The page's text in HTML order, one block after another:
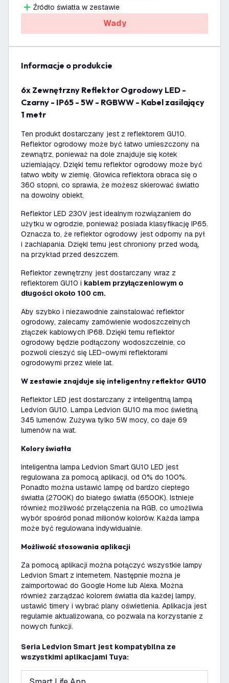
Źródło światła w zestawie
Wady
informacje o produkcie
6x Zewnętrzny Reflektor Ogrodowy LED -
Czarny - IP65 - 5W - RGBWW - Kabel zasilający
1 metr
Ten produkt dostarczany jest z reflektorem GU10.
Reflektor ogrodowy może być łatwo umieszczony na
zewnątrz, ponieważ na dole znajduje się kołek
uziemiający. Dzięki temu reflektor ogrodowy może być
łatwo wbity w ziemię. Głowica reflektora obraca się o
360 stopni, co sprawia, że możesz skierować światło
na dowolny obiekt.
Reflektor LED 230V jest idealnym rozwiązaniem do
użytku w ogrodzie, ponieważ posiada klasyfikację IP65.
Oznacza to, że reflektor ogrodowy jest odporny na pył
i zachlapania. Dzięki temu jest chroniony przed wodą,
na przykład przed deszczem.
Reflektor zewnętrzny jest dostarczany wraz z
reflektorem GU10 i kablem przyłączeniowym o
długości około 100 cm.
Aby szybko i niezawodnie zainstalować reflektor
ogrodowy, zalecamy zamówienie wodoszczelnych
złączek kablowych IP68. Dzięki temu reflektor
ogrodowy będzie podłączony wodoszczelnie, co
pozwoli cieszyć się LED-owymi reflektorami
ogrodowymi przez wiele lat.
W zestawie znajduje się inteligentny reflektor GU10
Reflektor LED jest dostarczany z inteligentną lampą
Ledvion GU10. Lampa Ledvion GU10 ma moc świetlną
345 lumenów. Zużywa tylko 5W mocy, co daje 69
lumenów na wat.
Kolory światła
Inteligentna lampa Ledvion Smart GU10 LED jest
regulowana za pomocą aplikacji, od 0% do 100%.
Ponadto można ustawić lampę od bardzo ciepłego
światła (2700K) do białego światła (6500K). Istnieje
również możliwość przełączenia na RGB, co umożliwia
wybór spośród ponad milionów kolorów. Każda lampa
może być regulowana indywidualnie.
Możliwość stosowania aplikacji
Za pomocą aplikacji można połączyć wszystkie lampy
Ledvion Smart z internetem. Następnie można je
zaimportować do Google Home lub Alexa. Można
również zarządzać kolorem światła dla każdej lampy,
ustawić timery i wybrać plany oświetlenia. Aplikacja jest
regularnie aktualizowana, co pozwala na korzystanie z
nowych funkcji.
Seria Ledvion Smart jest kompatybilna ze
wszystkimi aplikacjami Tuya: